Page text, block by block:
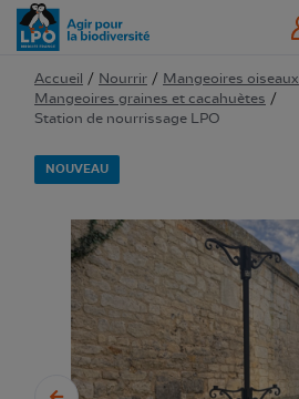
Accueil / Nourrir / Mangeoires oiseaux
Mangeoires graines et cacahuètes /
Station de nourrissage LPO
NOUVEAU